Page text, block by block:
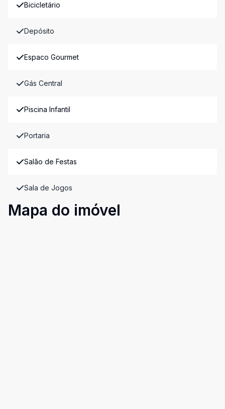
Bicicletário
Depósito
Espaco Gourmet
Gás Central
Piscina Infantil
Portaria
Salão de Festas
Sala de Jogos
Mapa do imóvel